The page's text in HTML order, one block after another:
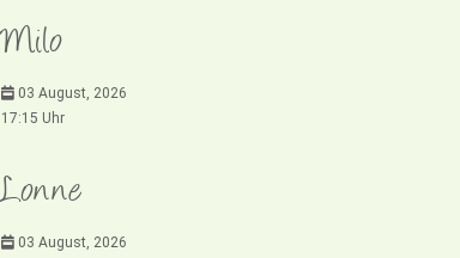
Milo
03 August, 2026
17:15 Uhr
Lonne
03 August, 2026